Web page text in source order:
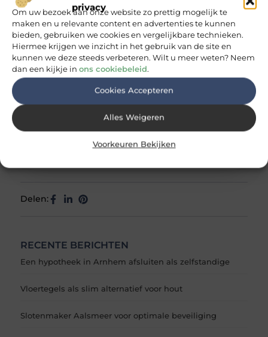
privacy
Om uw bezoek aan onze website zo prettig mogelijk te
maken en u relevante content en advertenties te kunnen
bieden, gebruiken we cookies en vergelijkbare technieken.
Hiermee krijgen we inzicht in het gebruik van de site en
kunnen we deze steeds verbeteren. Wilt u meer weten? Neem
dan een kijkje in ons cookiebeleid.
Cookies Accepteren
Alles Weigeren
Voorkeuren Bekijken
groot. Doorgaans rouleren...
Tags: Accessoires
Delen:
RECENTE BERICHTEN
Een hypotheek in Arnhem afsluiten als zelfstandige
Vloertegels als slim alternatief voor hout
Slotenmaker Aalsmeer voor optimale beveiliging